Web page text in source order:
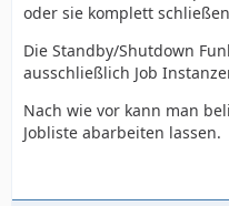
Uncoded, 2.0 channels,
Video track 1 contains
eac3to processing took 1
Done.
oder sie komplett
Die Standby/Shutdown
ausschließlich Job
Nach wie vor kann man
Jobliste abarbeiten lassen.